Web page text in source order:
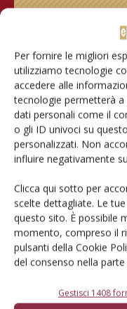
Per fornire le migliori
utilizziamo tecnologie
accedere alle
tecnologie permetterà
dati personali come il
o gli ID univoci su
personalizzati. Non
influire negativamente
Clicca qui sotto per
scelte dettagliate. Le
questo sito. È possibile
momento, compreso il
pulsanti della Cookie
del consenso nella
Gestisci 1408
Rimani
Iscriviti